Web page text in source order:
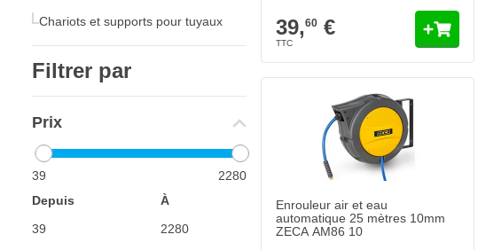
Chariots et supports pour tuyaux
Filtrer par
Prix
39
2280
Depuis
À
39,60€
Enrouleur air et eau
automatique 25 mètres 10mm
ZECA AM86 10